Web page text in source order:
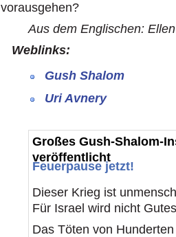
vorausgehen?
Aus dem Englischen:
Weblinks:
Gush Shalom
Uri Avnery
Großes Gush-Shalom-
veröffentlicht
Feuerpause jetzt!
Dieser Krieg ist
Für Israel wird nicht
Das Töten von